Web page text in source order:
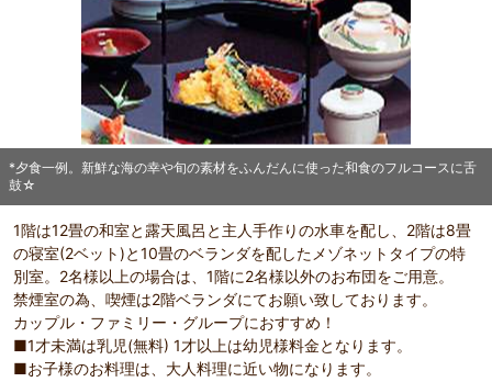
*夕食一例。新鮮な海の幸や旬の素材をふんだんに使った和食のフルコースに舌
鼓☆
1階は12畳の和室と露天風呂と主人手作りの水車を配し、2階は8畳
の寝室(2ベット)と10畳のベランダを配したメゾネットタイプの特
別室。2名様以上の場合は、1階に2名様以外のお布団をご用意。
禁煙室の為、喫煙は2階ベランダにてお願い致しております。
カップル・ファミリー・グループにおすすめ！
■1才未満は乳児(無料) 1才以上は幼児様料金となります。
■お子様のお料理は、大人料理に近い物になります。
和食のフルコースに舌鼓☆